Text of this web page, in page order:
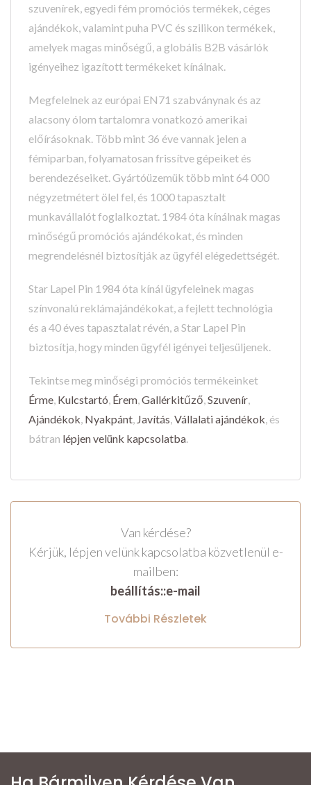
szuvenírek, egyedi fém promóciós termékek, céges
ajándékok, valamint puha PVC és szilikon termékek,
amelyek magas minőségű, a globális B2B vásárlók
igényeihez igazított termékeket kínálnak.
Megfelelnek az európai EN71 szabványnak és az
alacsony ólom tartalomra vonatkozó amerikai
előírásoknak. Több mint 36 éve vannak jelen a
fémiparban, folyamatosan frissítve gépeiket és
berendezéseiket. Gyártóüzemük több mint 64 000
négyzetmétert ölel fel, és 1000 tapasztalt
munkavállalót foglalkoztat. 1984 óta kínálnak magas
minőségű promóciós ajándékokat, és minden
megrendelésnél biztosítják az ügyfél elégedettségét.
Star Lapel Pin 1984 óta kínál ügyfeleinek magas
színvonalú reklámajándékokat, a fejlett technológia
és a 40 éves tapasztalat révén, a Star Lapel Pin
biztosítja, hogy minden ügyfél igényei teljesüljenek.
Tekintse meg minőségi promóciós termékeinket
Érme Kulcstartó Érem Gallérkitűző Szuvenír
Ajándékok Nyakpánt Javítás Vállalati ajándékok , és
bátran lépjen velünk kapcsolatba
Van kérdése?
Kérjük, lépjen velünk kapcsolatba közvetlenül e-
mailben:
beállítás::e-mail
További Részletek